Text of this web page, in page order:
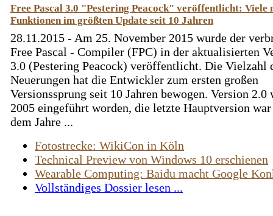
Free Pascal 3.0 "Pestering Peacock" veröffentlicht: Viele
Funktionen im größten Update seit 10 Jahren
28.11.2015 - Am 25. November 2015 wurde der
Free Pascal - Compiler (FPC) in der aktualisierten
3.0 (Pestering Peacock) veröffentlicht. Die Vielzahl
Neuerungen hat die Entwickler zum ersten großen
Versionssprung seit 10 Jahren bewogen. Version 2.0
2005 eingeführt worden, die letzte Hauptversion war
dem Jahre ...
Fotostrecke: WikiCon in Köln
Technical Preview von Windows 10 erschienen
Wearable Computing: Baidu macht Google
Vollständiges Dossier lesen ...